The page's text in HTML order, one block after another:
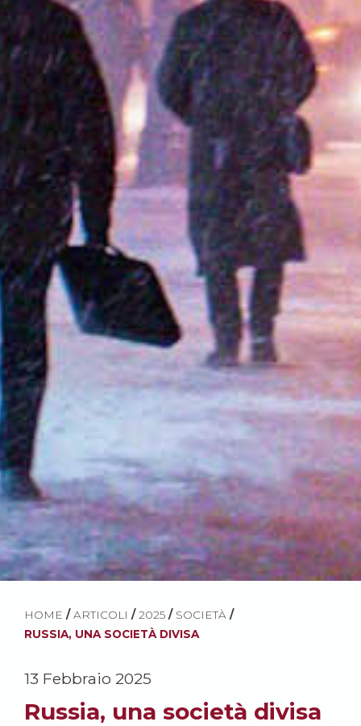
HOME / ARTICOLI / 2025 / SOCIETÀ /
RUSSIA, UNA SOCIETÀ DIVISA
13 Febbraio 2025
Russia, una società divisa